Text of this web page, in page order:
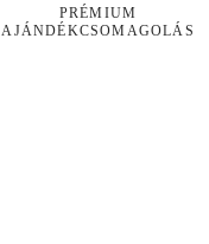
PRÉMIUM
AJÁNDÉKCSOMAGOLÁS